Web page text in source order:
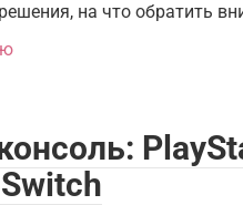
на что обратить